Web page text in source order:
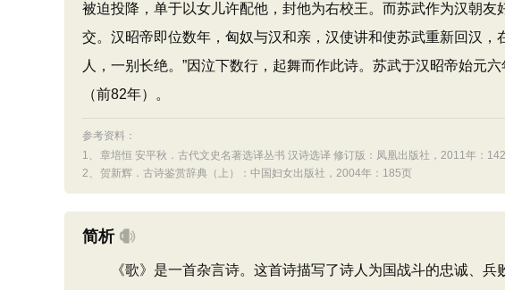
被迫投降，单于以女儿许配他，封他为右校王。而苏武作为汉朝
交。汉昭帝即位数年，匈奴与汉和亲，汉使讲和使苏武重新回汉，
人，一别长绝。”因泣下数行，起舞而作此诗。苏武于汉昭帝始元
（前82年）。
参考资料：
1、 章培恒 安平秋．古代文史名著选译丛书 汉诗选译 修订版：凤凰出版社，2011年：
2、 贺新辉．古诗鉴赏辞典（上）：中国妇女出版社，2004年：185页
简析
《歌》是一首杂言诗。这首诗描写了诗人为国战斗的忠诚、兵